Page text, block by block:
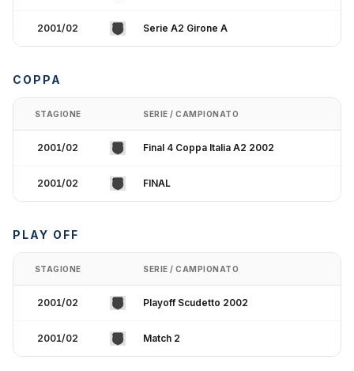
2001/02 Serie A2 Girone A
COPPA
STAGIONE SERIE / CAMPIONATO
2001/02 Final 4 Coppa Italia A2 2002
2001/02 FINAL
PLAY OFF
STAGIONE SERIE / CAMPIONATO
2001/02 Playoff Scudetto 2002
2001/02 Match 2